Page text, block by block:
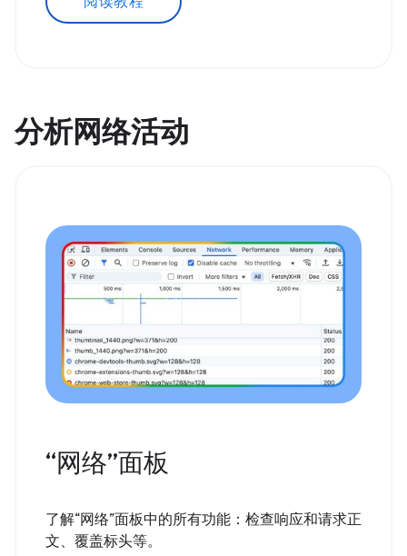
分析网络活动
“网络”面板
了解“网络”面板中的所有功能：检查响应和请求正
文、覆盖标头等。